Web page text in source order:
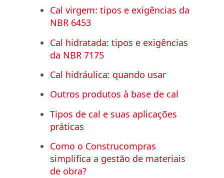
Cal virgem: tipos e exigências da
NBR 6453
Cal hidratada: tipos e exigências
da NBR 7175
Cal hidráulica: quando usar
Outros produtos à base de cal
Tipos de cal e suas aplicações
práticas
Como o Construcompras
simplifica a gestão de materiais
de obra?